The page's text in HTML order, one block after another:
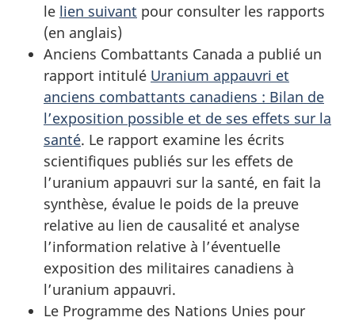
le lien suivant pour consulter les rapports
(en anglais)
Anciens Combattants Canada a publié un
rapport intitulé Uranium appauvri et
anciens combattants canadiens : Bilan de
l’exposition possible et de ses effets sur la
santé. Le rapport examine les écrits
scientifiques publiés sur les effets de
l’uranium appauvri sur la santé, en fait la
synthèse, évalue le poids de la preuve
relative au lien de causalité et analyse
l’information relative à l’éventuelle
exposition des militaires canadiens à
l’uranium appauvri.
Le Programme des Nations Unies pour